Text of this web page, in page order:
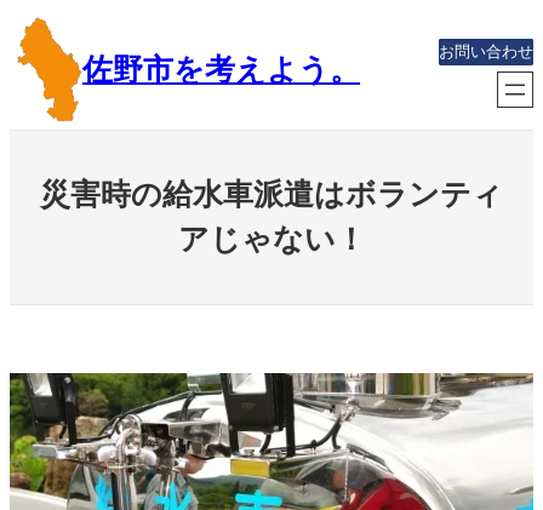
容
佐野市を考えよう。
お問い合わせ
災害時の給水車派遣はボランティ
アじゃない！